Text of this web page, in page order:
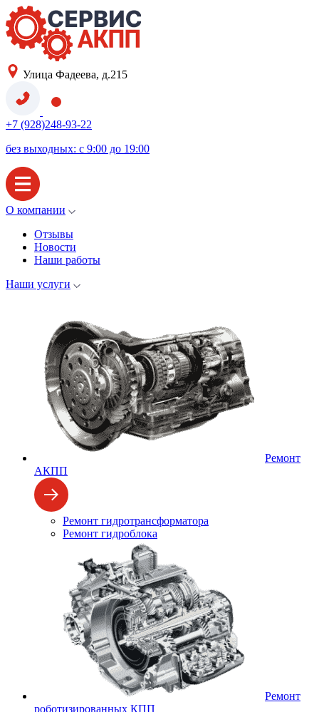
Улица Фадеева, д.215
+7 (928)248-93-22
без выходных: с 9:00 до 19:00
О компании
Отзывы
Новости
Наши работы
Наши услуги
Ремонт
АКПП
Ремонт гидротрансформатора
Ремонт гидроблока
Ремонт
роботизированных КПП